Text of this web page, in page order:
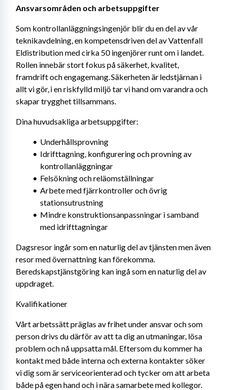
Ansvarsområden och arbetsuppgifter
Som kontrollanläggningsingenjör blir du en del av vår
teknikavdelning, en kompetensdriven del av Vattenfall
Eldistribution med cirka 50 ingenjörer runt om i landet.
Rollen innebär stort fokus på säkerhet, kvalitet,
framdrift och engagemang. Säkerheten är ledstjärnan i
allt vi gör, i en riskfylld miljö tar vi hand om varandra och
skapar trygghet tillsammans.
Dina huvudsakliga arbetsuppgifter:
Underhållsprovning
Idrifttagning, konfigurering och provning av
kontrollanläggningar
Felsökning och reläomställningar
Arbete med fjärrkontroller och övrig
stationsutrustning
Mindre konstruktionsanpassningar i samband
med idrifttagningar
Dagsresor ingår som en naturlig del av tjänsten men även
resor med övernattning kan förekomma.
Beredskapstjänstgöring kan ingå som en naturlig del av
uppdraget.
Kvalifikationer
Vårt arbetssätt präglas av frihet under ansvar och som
person drivs du därför av att ta dig an utmaningar, lösa
problem och nå uppsatta mål. Eftersom du kommer ha
kontakt med både interna och externa kontakter söker
vi dig som är serviceorienterad och tycker om att arbeta
både på egen hand och i nära samarbete med kollegor.